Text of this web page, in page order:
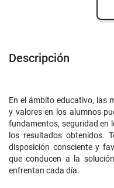
Descripción
En el ámbito educativo, las
y valores en los alumnos
fundamentos, seguridad en
los resultados obtenidos.
disposición consciente y
que conducen a la
enfrentan cada día.